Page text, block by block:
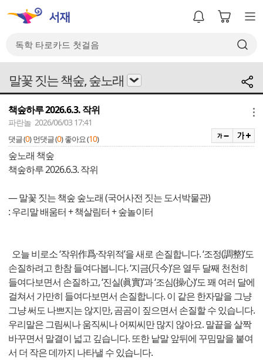
말꽃 짓는 책숲, 숲노래
책숲하루 2026.6.3. 작위
파란놀 2026/06/03 17:41
댓글 (0) 먼댓글 (0) 좋아요 (10)
숲노래 책숲
책숲하루 2026.6.3. 작위
― 말꽃 짓는 책숲 숲노래 (국어사전 짓는 도서박물관)
: 우리말 배움터 + 책살림터 + 숲놀이터
오늘 비로소 ‘작위作爲·작위적’을 새로 손질합니다. ‘조정(調整)’도
손질하려고 한참 들여다봅니다. ‘지금(只今)’은 열두 달째 천천히
들여다보면서 손질하고, ‘진실(眞實)’과 ‘조심(操心)’도 꽤 여러 달에
걸쳐서 가만히 들여다보면서 손질합니다. 이 같은 한자말을 그냥
그냥 써도 나쁘지는 않지만, 곰곰이 짚으면서 손질할 수 있습니다.
우리말은 그림씨나 움직씨나 어찌씨만 많지 않아요. 말끝을 살짝
바꾸면서 말결이 넓고 깊습니다. 또한 낱말 앞뒤에 꾸밈말을 붙여
서 더 작은 데까지 나타낼 수 있습니다.